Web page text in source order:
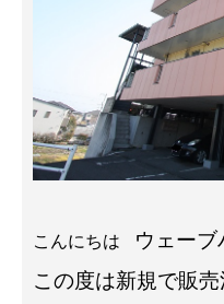
こんにちは
ウェーブ
この度は新規で販